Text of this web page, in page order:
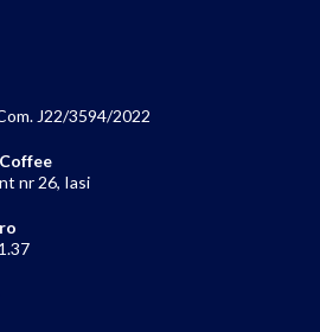
J22/3594/2022
nr 26, Iasi